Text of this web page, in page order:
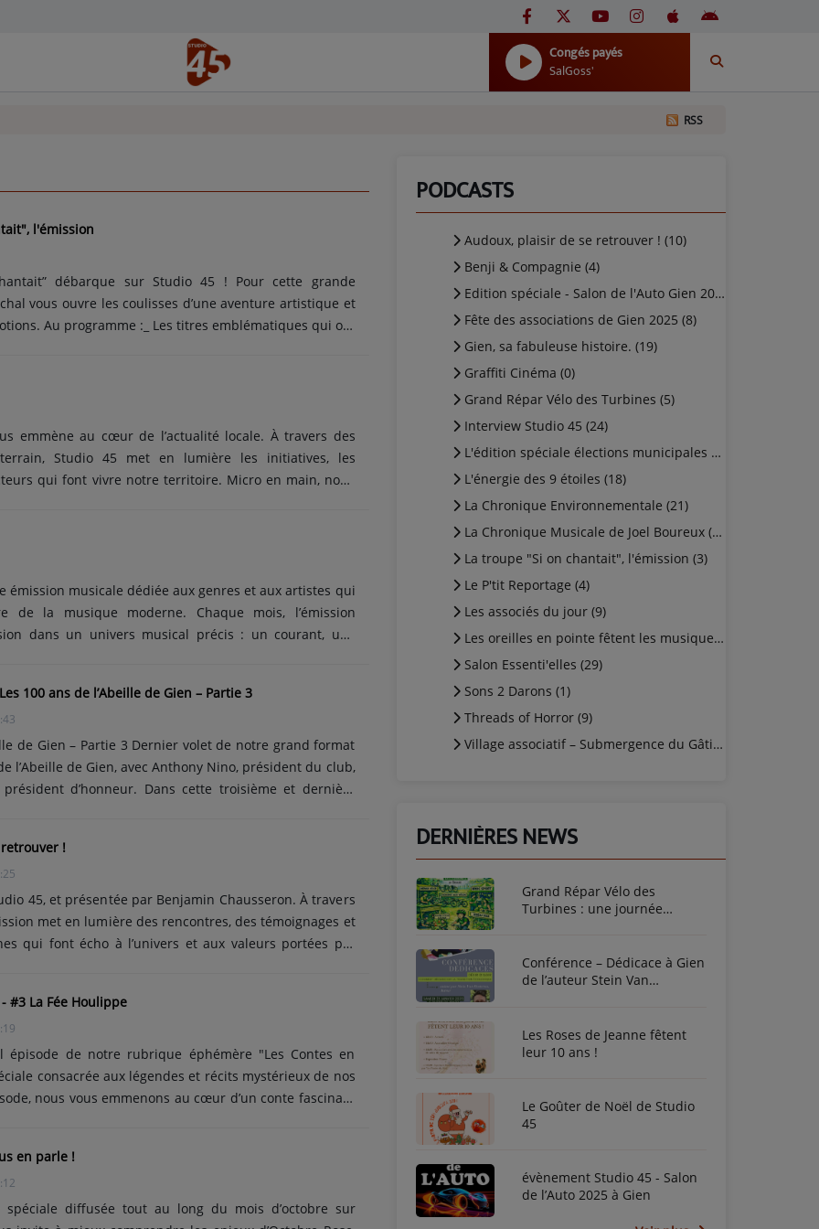
Congés payés
SalGoss'
RSS
l'émission
débarque sur Studio 45 ! Pour cette grande
vous ouvre les coulisses d’une aventure artistique et
Au programme :_ Les titres emblématiques qui ont
le public “Si on chantait”, c’est plus qu’un spectacle
réunis par l’amour de la chanson, du live et
emmène au cœur de l’actualité locale. À travers des
Studio 45 met en lumière les initiatives, les
qui font vivre notre territoire. Micro en main, nous
épisode est une invitation à découvrir, comprendre
locales, dans l’esprit de proximité et de curiosité
émission musicale dédiée aux genres et aux artistes qui
de la musique moderne. Chaque mois, l’émission
dans un univers musical précis : un courant, une
alternatives… Sons 2 Darons explore les racines, les
de ces mouvements à travers une programmation
Au......
100 ans de l’Abeille de Gien – Partie 3
de Gien – Partie 3 Dernier volet de notre grand format
l’Abeille de Gien, avec Anthony Nino, président du club,
d’honneur. Dans cette troisième et dernière
les ambitions futures du club, tant sur le plan sportif
tourné vers demain, entre......
!
45, et présentée par Benjamin Chausseron. À travers
met en lumière des rencontres, des témoignages et
qui font écho à l’univers et aux valeurs portées par
convivial où se mêlent souvenirs, expériences et
époque. Un rendez-vous sonore où le plaisir......
#3 La Fée Houlippe
épisode de notre rubrique éphémère "Les Contes en
consacrée aux légendes et récits mystérieux de nos
nous vous emmenons au cœur d’un conte fascinant
Un moment d’évasion, de culture et de patrimoine,
sur Studio 45....
en parle !
spéciale diffusée tout au long du mois d’octobre sur
PODCASTS
Audoux, plaisir de se retrouver ! (10)
Benji & Compagnie (4)
Edition spéciale - Salon de l'Auto Gien 2025 (4)
Fête des associations de Gien 2025 (8)
Gien, sa fabuleuse histoire. (19)
Graffiti Cinéma (0)
Grand Répar Vélo des Turbines (5)
Interview Studio 45 (24)
L'édition spéciale élections municipales 2026 (5)
L'énergie des 9 étoiles (18)
La Chronique Environnementale (21)
La Chronique Musicale de Joel Boureux (12)
La troupe "Si on chantait", l'émission (3)
Le P'tit Reportage (4)
Les associés du jour (9)
Les oreilles en pointe fêtent les musiques ! (3)
Salon Essenti'elles (29)
Sons 2 Darons (1)
Threads of Horror (9)
Village associatif – Submergence du Gâtinais Libre (3)
DERNIÈRES NEWS
Grand Répar Vélo des
Turbines : une journée
Conférence – Dédicace à Gien
de l’auteur Stein Van
Les Roses de Jeanne fêtent
leur 10 ans !
Le Goûter de Noël de Studio
45
évènement Studio 45 - Salon
de l’Auto 2025 à Gien